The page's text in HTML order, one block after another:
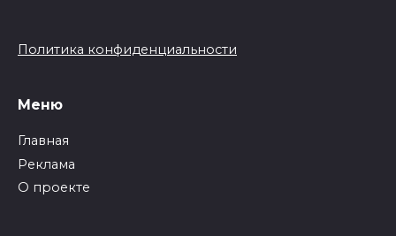
Политика конфиденциальности
Меню
Главная
Реклама
О проекте